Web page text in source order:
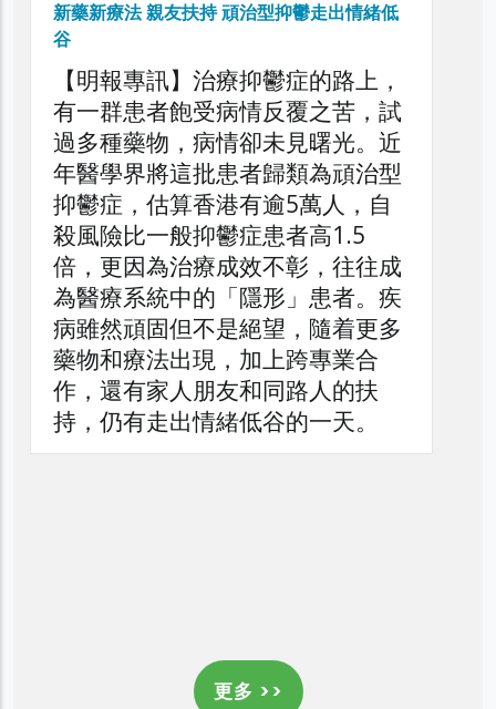
新藥新療法 親友扶持 頑治型抑鬱走出情緒低
谷
【明報專訊】治療抑鬱症的路上，
有一群患者飽受病情反覆之苦，試
過多種藥物，病情卻未見曙光。近
年醫學界將這批患者歸類為頑治型
抑鬱症，估算香港有逾5萬人，自
殺風險比一般抑鬱症患者高1.5
倍，更因為治療成效不彰，往往成
為醫療系統中的「隱形」患者。疾
病雖然頑固但不是絕望，隨着更多
藥物和療法出現，加上跨專業合
作，還有家人朋友和同路人的扶
持，仍有走出情緒低谷的一天。
更多 >>